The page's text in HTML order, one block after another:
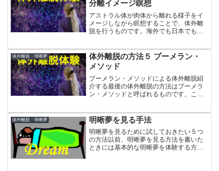
分離イメージ瞑想
アストラル体が肉体から離れる様子をイ
メージしながら瞑想することで、体外離
脱を行うものです。海外でも日本でもヘ
多いです。
体外離脱・明晰夢
体外離脱の方法５ ブーメラン・
メソッド
ブーメラン・メソッドによる体外離脱紹
介する最後の体外離脱の方法はブーメラ
ン・メソッドと呼ばれるものです。これ
は初心者向きの方法と言われています。
体外離脱・明晰夢 明晰夢を見る手法
明晰夢を見るために試しておきたい５つ
の方法以前、明晰夢を見る方法を書いた
ときには基本的な明晰夢を体験する方法